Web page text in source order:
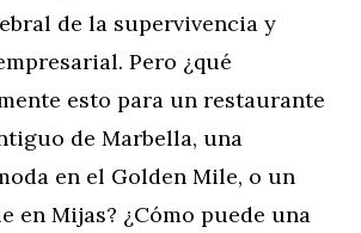
de la supervivencia y
Pero ¿qué
esto para un restaurante
de Marbella, una
en el Golden Mile, o un
en Mijas? ¿Cómo puede una